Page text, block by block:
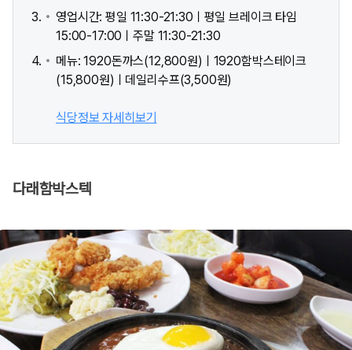
영업시간: 평일 11:30-21:30ㅣ평일 브레이크 타임
15:00-17:00ㅣ주말 11:30-21:30
메뉴: 1920돈까스(12,800원)ㅣ1920함박스테이크
(15,800원)ㅣ데일리수프(3,500원)
식당정보 자세히보기
다래함박스텍